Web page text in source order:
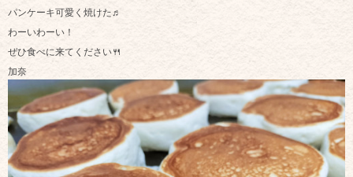
パンケーキ可愛く焼けた♬
わーいわーい！
ぜひ食べに来てください🍴
加奈